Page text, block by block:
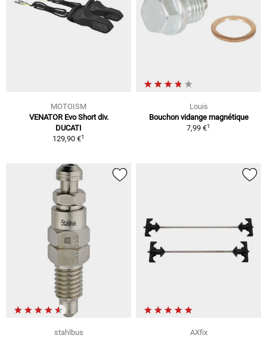
MOTOISM
VENATOR Evo Short div.
DUCATI
129,90 €1
Louis
Bouchon vidange magnétique
7,99 €1
stahlbus
AXfix